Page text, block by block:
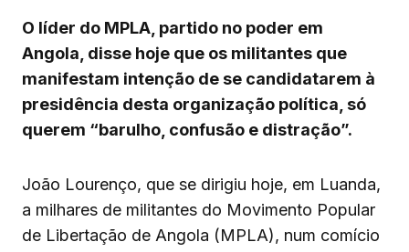
O líder do MPLA, partido no poder em
Angola, disse hoje que os militantes que
manifestam intenção de se candidatarem à
presidência desta organização política, só
querem “barulho, confusão e distração”.
João Lourenço, que se dirigiu hoje, em Luanda,
a milhares de militantes do Movimento Popular
de Libertação de Angola (MPLA), num comício